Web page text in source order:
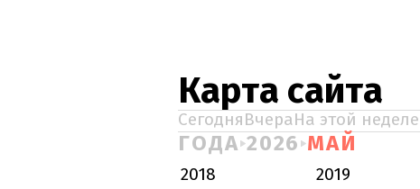
Карта сайта
СегодняВчераНа этой неделе
ГОДА 2026 МАЙ
2018 2019